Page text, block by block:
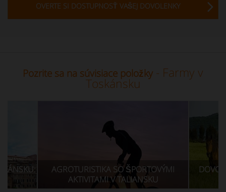
OVERTE SI DOSTUPNOSŤ VAŠEJ DOVOLENKY
Pozrite sa na súvisiace položky - Farmy v
Toskánsku
SO ŠPORTOVÝMI
V TALIANSKU
DOVOLENKA S JAZDOU NA
FARME S